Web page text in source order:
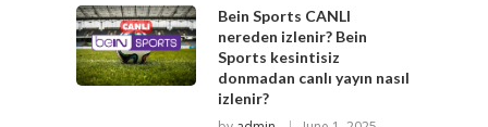
Bein Sports CANLI
nereden izlenir? Bein
Sports kesintisiz
donmadan canlı yayın nasıl
izlenir?